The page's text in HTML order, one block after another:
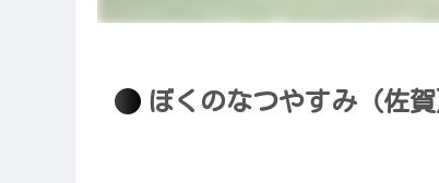
ぼくのなつやすみ（佐